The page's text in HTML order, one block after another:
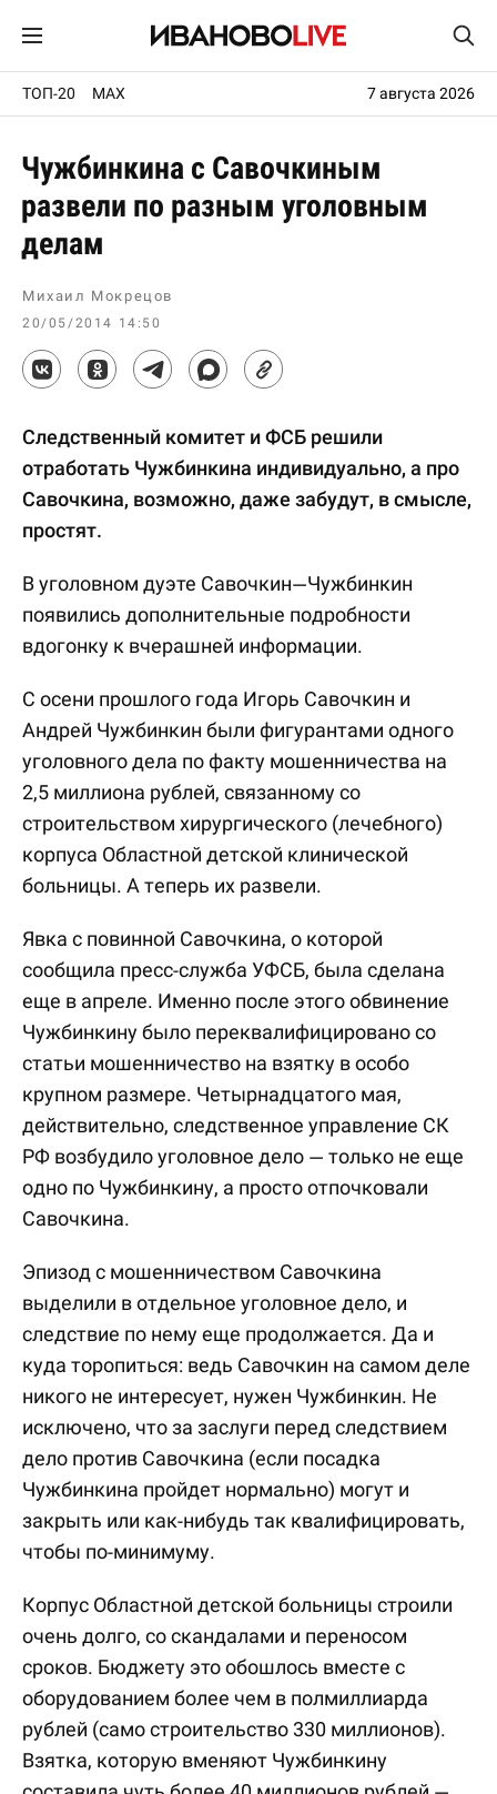
ТОП-20 MAX 7 августа 2026
Чужбинкина с Савочкиным
развели по разным уголовным
делам
Михаил Мокрецов
20/05/2014 14:50
Следственный комитет и ФСБ решили
отработать Чужбинкина индивидуально, а про
Савочкина, возможно, даже забудут, в смысле,
простят.
В уголовном дуэте Савочкин—Чужбинкин
появились дополнительные подробности
вдогонку к вчерашней информации.
С осени прошлого года Игорь Савочкин и
Андрей Чужбинкин были фигурантами одного
уголовного дела по факту мошенничества на
2,5 миллиона рублей, связанному со
строительством хирургического (лечебного)
корпуса Областной детской клинической
больницы. А теперь их развели.
Явка с повинной Савочкина, о которой
сообщила пресс-служба УФСБ, была сделана
еще в апреле. Именно после этого обвинение
Чужбинкину было переквалифицировано со
статьи мошенничество на взятку в особо
крупном размере. Четырнадцатого мая,
действительно, следственное управление СК
РФ возбудило уголовное дело — только не еще
одно по Чужбинкину, а просто отпочковали
Савочкина.
Эпизод с мошенничеством Савочкина
выделили в отдельное уголовное дело, и
следствие по нему еще продолжается. Да и
куда торопиться: ведь Савочкин на самом деле
никого не интересует, нужен Чужбинкин. Не
исключено, что за заслуги перед следствием
дело против Савочкина (если посадка
Чужбинкина пройдет нормально) могут и
закрыть или как-нибудь так квалифицировать,
чтобы по-минимуму.
Корпус Областной детской больницы строили
очень долго, со скандалами и переносом
сроков. Бюджету это обошлось вместе с
оборудованием более чем в полмиллиарда
рублей (само строительство 330 миллионов).
Взятка, которую вменяют Чужбинкину